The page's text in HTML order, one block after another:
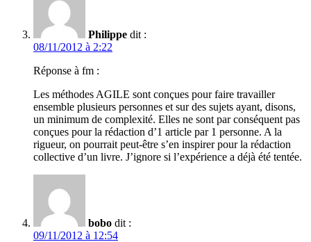
Philippe dit :
08/11/2012 à 2:22
Réponse à fm :
Les méthodes AGILE sont conçues pour faire travailler
ensemble plusieurs personnes et sur des sujets ayant, disons,
un minimum de complexité. Elles ne sont par conséquent pas
conçues pour la rédaction d’1 article par 1 personne. A la
rigueur, on pourrait peut-être s’en inspirer pour la rédaction
collective d’un livre. J’ignore si l’expérience a déjà été tentée.
bobo dit :
09/11/2012 à 12:54